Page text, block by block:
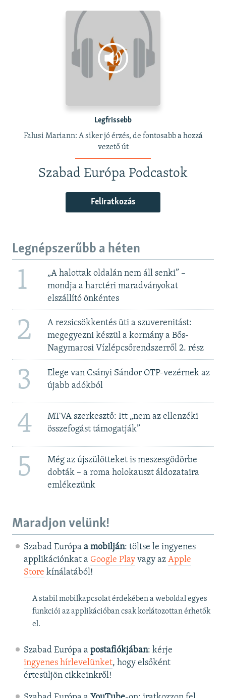
Legfrissebb
Falusi Mariann: A siker jó érzés, de fontosabb a hozzá
vezető út
Szabad Európa Podcastok
Feliratkozás
Legnépszerűbb a héten
1
„A halottak oldalán nem áll senki” –
mondja a harctéri maradványokat
elszállító önkéntes
2
A rezsicsökkentés üti a szuverenitást:
megegyezni készül a kormány a Bős-
Nagymarosi Vízlépcsőrendszerről 2. rész
3
Elege van Csányi Sándor OTP-vezérnek az
újabb adókból
4
MTVA szerkesztő: Itt „nem az ellenzéki
összefogást támogatják”
5
Még az újszülötteket is meszesgödörbe
dobták – a roma holokauszt áldozataira
emlékezünk
Maradjon velünk!
Szabad Európa a mobilján: töltse le ingyenes
applikációnkat a Google Playvagy az Apple
Store kínálatából!
A stabil mobilkapcsolat érdekében a weboldal egyes
funkciói az applikációban csak korlátozottan érhetők
el.
Szabad Európa a postafiókjában: kérje
ingyenes hírlevelünket, hogy elsőként
értesüljön cikkeinkről!